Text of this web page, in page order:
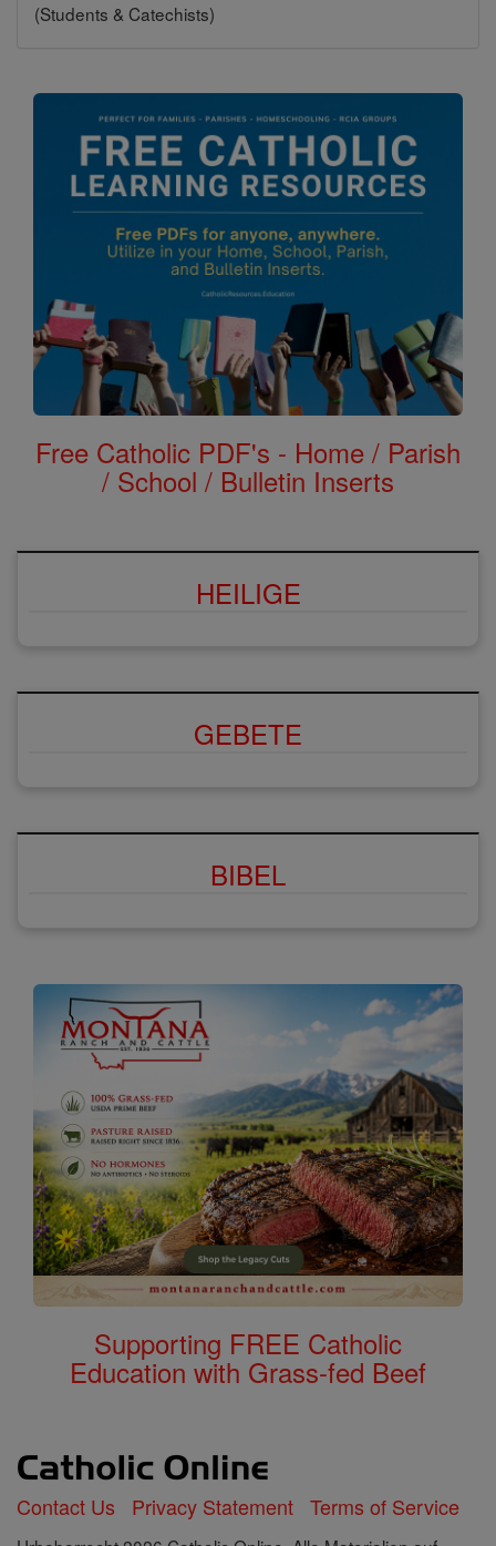
(Students & Catechists)
Free Catholic PDF's - Home / Parish
/ School / Bulletin Inserts
HEILIGE
GEBETE
BIBEL
Supporting FREE Catholic
Education with Grass-fed Beef
Contact Us Privacy Statement Terms of Service